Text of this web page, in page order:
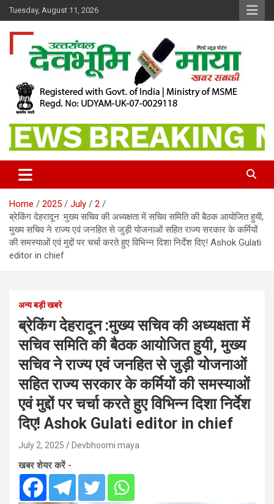
Skip
to
content
Tuesday, August 11, 2026
Dev Bhoomi Maya
Home 2025 July
2
ब्रेकिंग देहरादून :मुख्य सचिव की अध्यक्षता में सचिव समिति की बैठक आयोजित हुयी,
मुख्य सचिव ने राज्य एवं जनहित से जुड़ी योजनाओं सहित राज्य सरकार के कर्मियों
की समस्याओं एवं मुद्दों पर चर्चा करते हुए विभिन्न दिशा निर्देश दिए! Ashok Gulati
editor in chief
अन्य बड़ी खबरे
ब्रेकिंग देहरादून :मुख्य सचिव की अध्यक्षता में
सचिव समिति की बैठक आयोजित हुयी, मुख्य
सचिव ने राज्य एवं जनहित से जुड़ी योजनाओं
सहित राज्य सरकार के कर्मियों की समस्याओं
एवं मुद्दों पर चर्चा करते हुए विभिन्न दिशा निर्देश
दिए! Ashok Gulati editor in chief
July 2, 2025 Devbhoomi maya
खबर शेयर करें -